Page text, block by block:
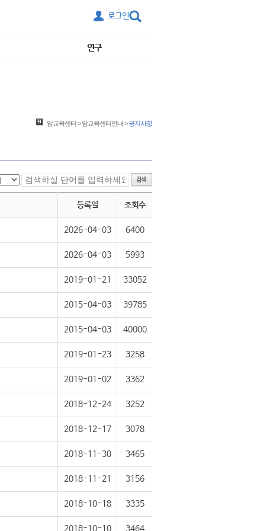
로그인
연구
암교육센터>암교육센터안내>공지사항
등록일 조회수
2026-04-03 6400
2026-04-03 5993
2019-01-21 33052
2015-04-03 39785
2015-04-03 40000
2019-01-23 3258
2019-01-02 3362
2018-12-24 3252
2018-12-17 3078
2018-11-30 3465
2018-11-21 3156
2018-10-18 3335
2018-10-10 3464